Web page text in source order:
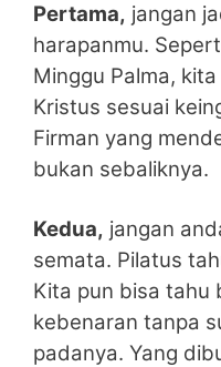
Pertama, jangan
harapanmu.
Minggu Palma,
Kristus sesuai
Firman yang
bukan sebaliknya.
Kedua, jangan
semata. Pilatus
Kita pun bisa tahu
kebenaran tanpa
padanya. Yang